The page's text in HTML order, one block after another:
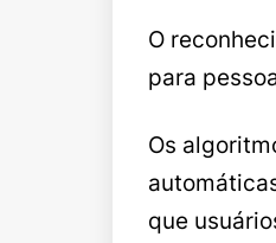
O
para
Os
que